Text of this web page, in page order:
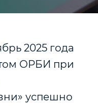
2025 года
ОРБИ при
успешно